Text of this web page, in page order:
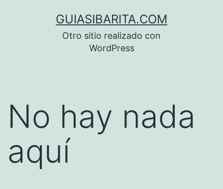
GUIASIBARITA.COM
Otro sitio realizado con
WordPress
No hay nada
aquí